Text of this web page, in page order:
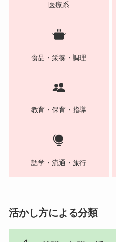
医療系
食品・栄養・調理
教育・保育・指導
語学・流通・旅行
活かし方による分類